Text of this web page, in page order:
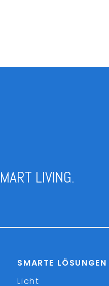
LIVING.
SMARTE LÖSUNGEN
Licht